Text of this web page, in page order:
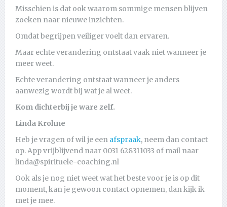
Misschien is dat ook waarom sommige mensen blijven
zoeken naar nieuwe inzichten.
Omdat begrijpen veiliger voelt dan ervaren.
Maar echte verandering ontstaat vaak niet wanneer je
meer weet.
Echte verandering ontstaat wanneer je anders
aanwezig wordt bij wat je al weet.
Kom dichterbij je ware zelf.
Linda Krohne
Heb je vragen of wil je een afspraak, neem dan contact
op. App vrijblijvend naar 0031 628311033 of mail naar
linda@spirituele-coaching.nl
Ook als je nog niet weet wat het beste voor je is op dit
moment, kan je gewoon contact opnemen, dan kijk ik
met je mee.